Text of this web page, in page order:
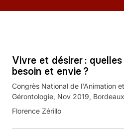
Vivre et désirer :
besoin et envie ?
Congrès National de l'Animation
Gérontologie, Nov 2019,
Florence Zérillo